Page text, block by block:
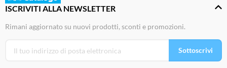
ISCRIVITI ALLA NEWSLETTER
Rimani aggiornato su nuovi prodotti, sconti e promozioni.
Sottoscrivi